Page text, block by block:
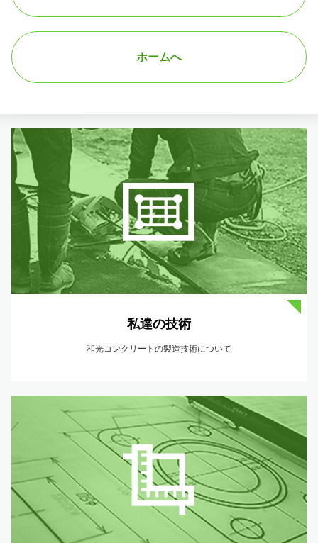
ホームへ
私達の技術
和光コンクリートの製造技術について